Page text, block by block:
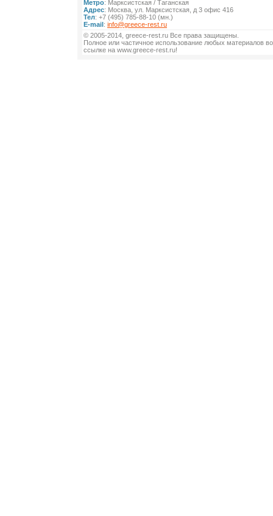
Метро: Марксистская / Таганская
Адрес: Москва, ул. Марксистская, д 3 офис 416
Тел: +7 (495) 785-88-10 (мн.)
E-mail: info@greece-rest.ru
© 2005-2014, greece-rest.ru Все права защищены.
Полное или частичное использование любых материалов
ссылке на www.greece-rest.ru!